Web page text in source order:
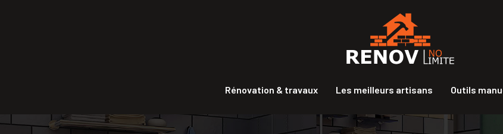
Rénovation & travaux Les meilleurs artisans Outils